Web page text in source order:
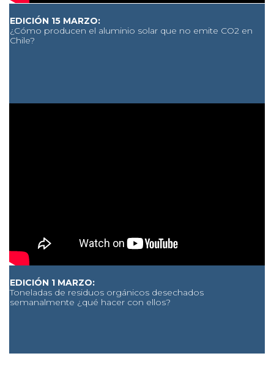
EDICIÓN 15 MARZO:
¿Cómo producen el aluminio solar que no emite CO2 en
Chile?
EDICIÓN 1 MARZO:
Toneladas de residuos orgánicos desechados
semanalmente ¿qué hacer con ellos?